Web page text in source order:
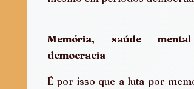
Memória, saúde
democracia
É por isso que a luta por